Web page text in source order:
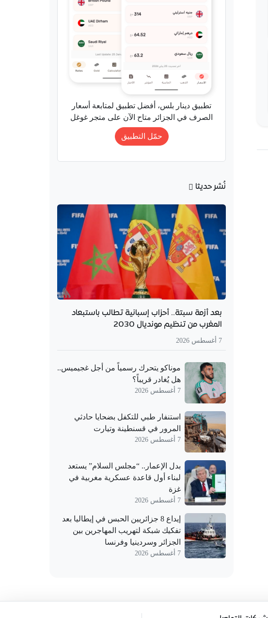
تطبيق دينار بلس، أفضل تطبيق لمتابعة أسعار
الصرف في الجزائر متاح الآن على متجر غوغل
حمّل التطبيق
نُشر حديثا
بعد أزمة سبتة.. أحزاب إسبانية تطالب باستبعاد
المغرب من تنظيم مونديال 2030
7 أغسطس 2026
موناكو يتحرك رسمياً من أجل غجيميس..
هل يُغادر قريباً؟
7 أغسطس 2026
استنفار طبي للتكفل بضحايا حادثي
المرور في قسنطينة وتيارت
7 أغسطس 2026
بدل الإعمار.. “مجلس السلام” يستعد
لبناء أول قاعدة عسكرية مغربية في
غزة
7 أغسطس 2026
إيداع 8 جزائريين الحبس في إيطاليا بعد
تفكيك شبكة لتهريب المهاجرين بين
الجزائر وسردينيا وفرنسا
7 أغسطس 2026